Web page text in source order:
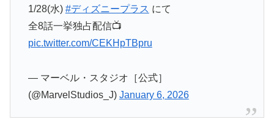
1/28(水) #ディズニープラス にて
全8話一挙独占配信📺
pic.twitter.com/CEKHpTBpru
— マーベル・スタジオ［公式］
(@MarvelStudios_J) January 6, 2026